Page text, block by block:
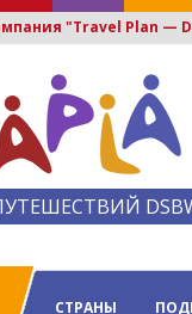
"Travel Plan —
СТРАНЫ